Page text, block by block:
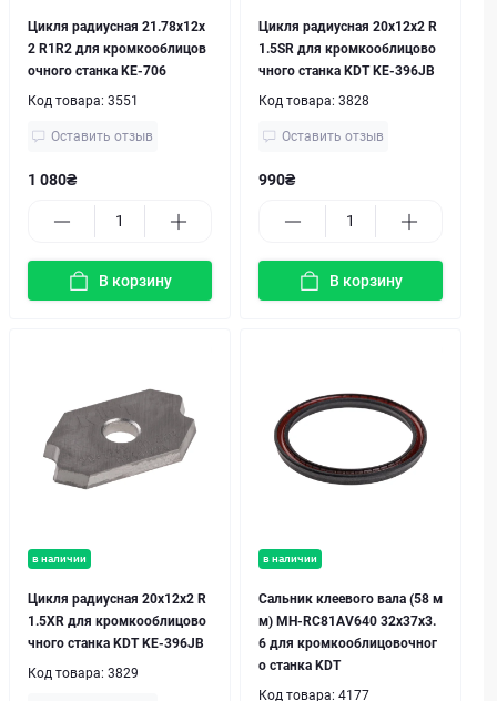
Цикля радиусная 21.78х12x
2 R1R2 для кромкооблицов
очного станка KE-706
Код товара: 3551
Оставить отзыв
1 080₴
В корзину
Цикля радиусная 20x12x2 R
1.5SR для кромкооблицово
чного станка KDT KE-396JB
Код товара: 3828
Оставить отзыв
990₴
В корзину
в наличии
Цикля радиусная 20x12x2 R
1.5XR для кромкооблицово
чного станка KDT KE-396JB
Код товара: 3829
в наличии
Сальник клеевого вала (58 м
м) MH-RC81AV640 32x37x3.
6 для кромкооблицовочног
о станка KDT
Код товара: 4177